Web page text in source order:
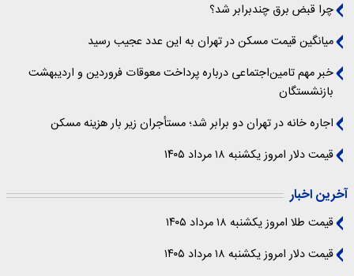
چرا قبض برق چندبرابر شد؟
میانگین قیمت مسکن در تهران به این عدد عجیب رسید
خبر مهم تامین‌اجتماعی درباره پرداخت معوقات فروردین و اردیبهشت
بازنشستگان
اجاره خانه در تهران دو برابر شد؛ مستأجران زیر بار هزینه مسکن
قیمت دلار امروز یکشنبه ۱۸ مرداد ۱۴۰۵
آخرین اخبار
قیمت طلا امروز یکشنبه ۱۸ مرداد ۱۴۰۵
قیمت دلار امروز یکشنبه ۱۸ مرداد ۱۴۰۵